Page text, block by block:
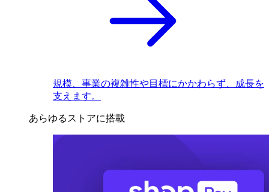
規模、事業の複雑性や目標にかかわらず、成長を
支えます。
あらゆるストアに搭載